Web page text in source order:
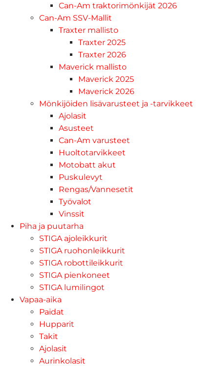
Can-Am traktorimönkijät 2026
Can-Am SSV-Mallit
Traxter mallisto
Traxter 2025
Traxter 2026
Maverick mallisto
Maverick 2025
Maverick 2026
Mönkijöiden lisävarusteet ja -tarvikkeet
Ajolasit
Asusteet
Can-Am varusteet
Huoltotarvikkeet
Motobatt akut
Puskulevyt
Rengas/Vannesetit
Työvalot
Vinssit
Piha ja puutarha
STIGA ajoleikkurit
STIGA ruohonleikkurit
STIGA robottileikkurit
STIGA pienkoneet
STIGA lumilingot
Vapaa-aika
Paidat
Hupparit
Takit
Ajolasit
Aurinkolasit